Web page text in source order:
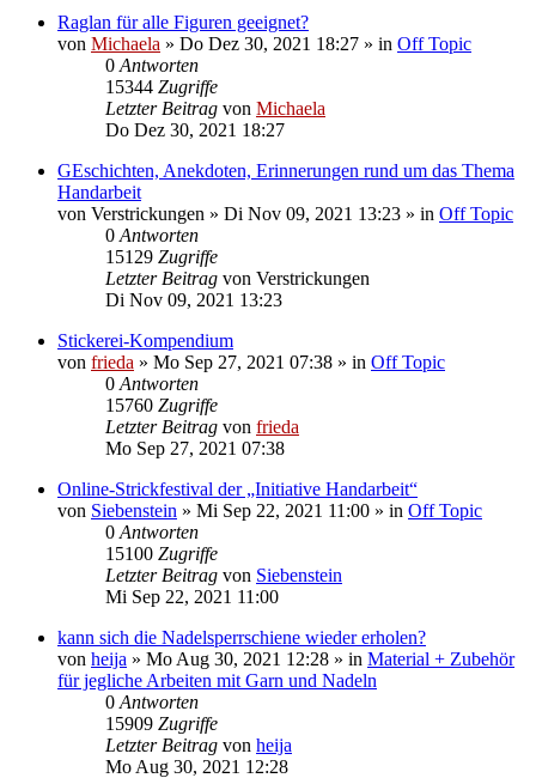
Raglan für alle Figuren geeignet?
von Michaela » Do Dez 30, 2021 18:27 » in Off Topic
0 Antworten
15344 Zugriffe
Letzter Beitrag von Michaela
Do Dez 30, 2021 18:27
GEschichten, Anekdoten, Erinnerungen rund um das Thema
Handarbeit
von Verstrickungen » Di Nov 09, 2021 13:23 » in Off Topic
0 Antworten
15129 Zugriffe
Letzter Beitrag von Verstrickungen
Di Nov 09, 2021 13:23
Stickerei-Kompendium
von frieda » Mo Sep 27, 2021 07:38 » in Off Topic
0 Antworten
15760 Zugriffe
Letzter Beitrag von frieda
Mo Sep 27, 2021 07:38
Online-Strickfestival der „Initiative Handarbeit“
von Siebenstein » Mi Sep 22, 2021 11:00 » in Off Topic
0 Antworten
15100 Zugriffe
Letzter Beitrag von Siebenstein
Mi Sep 22, 2021 11:00
kann sich die Nadelsperrschiene wieder erholen?
von heija » Mo Aug 30, 2021 12:28 » in Material + Zubehör
für jegliche Arbeiten mit Garn und Nadeln
0 Antworten
15909 Zugriffe
Letzter Beitrag von heija
Mo Aug 30, 2021 12:28